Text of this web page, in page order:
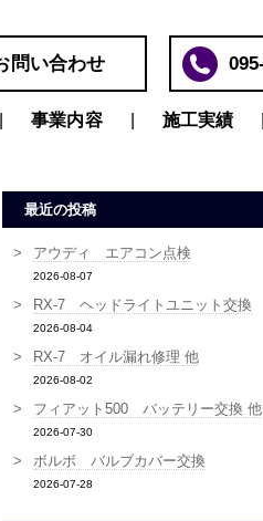
問い合わせ
事業内容 施工実績
最近の投稿
アウディ エアコン点検
2026-08-07
RX-7 ヘッドライトユニット交換
2026-08-04
RX-7 オイル漏れ修理 他
2026-08-02
フィアット500 バッテリー交換 他
2026-07-30
ボルボ バルブカバー交換
2026-07-28